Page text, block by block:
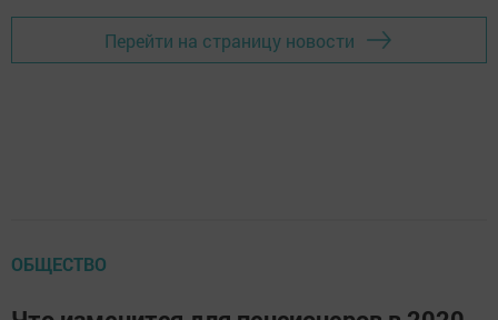
Перейти на страницу новости
ОБЩЕСТВО